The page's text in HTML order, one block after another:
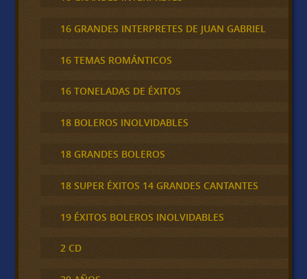
16 GRANDES INTERPRETES DE JUAN GABRIEL
16 TEMAS ROMÁNTICOS
16 TONELADAS DE ÉXITOS
18 BOLEROS INOLVIDABLES
18 GRANDES BOLEROS
18 SUPER ÉXITOS 14 GRANDES CANTANTES
19 ÉXITOS BOLEROS INOLVIDABLES
2 CD